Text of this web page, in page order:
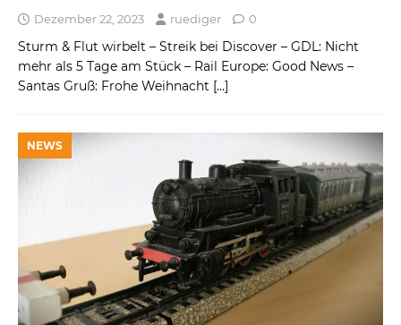
Dezember 22, 2023 ruediger 0
Sturm & Flut wirbelt – Streik bei Discover – GDL: Nicht
mehr als 5 Tage am Stück – Rail Europe: Good News –
Santas Gruß: Frohe Weihnacht […]
NEWS